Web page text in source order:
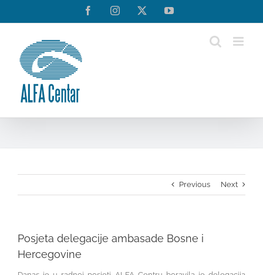
FacebookInstagramTwitterYouTube
Previous Next
Posjeta delegacije ambasade Bosne i
Hercegovine